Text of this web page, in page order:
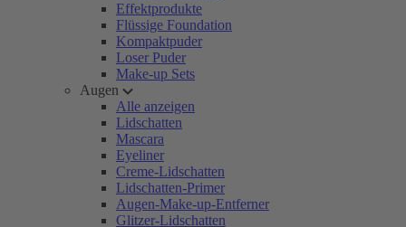
Effektprodukte
Flüssige Foundation
Kompaktpuder
Loser Puder
Make-up Sets
Augen
Alle anzeigen
Lidschatten
Mascara
Eyeliner
Creme-Lidschatten
Lidschatten-Primer
Augen-Make-up-Entferner
Glitzer-Lidschatten